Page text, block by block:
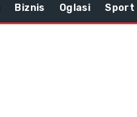
Biznis Oglasi Sport